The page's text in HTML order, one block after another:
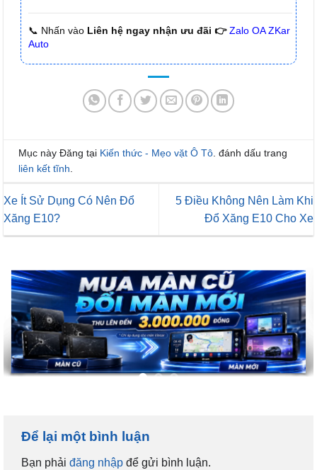
📞 Nhấn vào Liên hệ ngay nhận ưu đãi 👉 Zalo OA ZKar
Auto
Mục này Đăng tại Kiến thức - Mẹo vặt Ô Tô . đánh dấu trang
liên kết tĩnh
Xe Ít Sử Dụng Có Nên Đổ
Xăng E10?
5 Điều Không Nên Làm Khi
Đổ Xăng E10 Cho Xe
Để lại một bình luận
Bạn phải đăng nhập để gửi bình luận.